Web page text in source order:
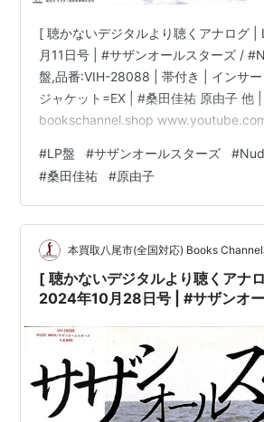
[ 聴かないデジタルより聴くアナログ |
月11日号 | #サザンオールスターズ /
盤,品番:VIH-28088 | 帯付き | インサ
ジャケット=EX | #桑田佳祐 原由子 他 |
bookschannel.shop
シミ汚れ有][盤面=EX］［ジャケット
を新品交換して配送致します］※［店舗
で売切れの場合がございます。何卒ご
お願い申し上げます］ [ス…
#LP盤 #サザンオールスターズ #
#桑田佳祐 #原由子
本買取八尾市(全国対応) Books
[ 聴かないデジタルより聴くアナ
2024年10月28日号 | #サザンオ
| インサート付き | 盤面=EX ジャ
田佳祐 原由子 他 |